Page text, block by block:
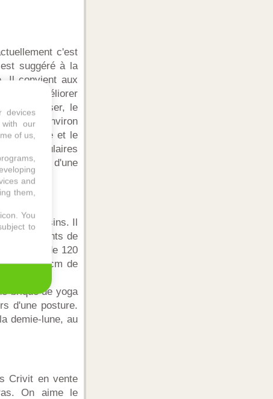
c'est
suggéré à la
Il convient aux
d'améliorer
de réaliser, le
fait environ
fine et le
musculaires
il dispose d'une
de magasins. Il
pratiquants de
de 120
sur 15 cm de
brique de yoga
d'une posture.
demie-lune, au
Crivit en vente
On aime le
devices
our
of us,
and
them,
. You
to